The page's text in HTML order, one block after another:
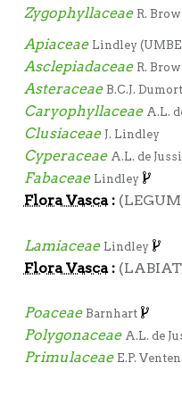
Zygophyllaceae R.
Apiaceae Lindley
Asclepiadaceae R.
Asteraceae B.C.J.
Caryophyllaceae A.L.
Clusiaceae J. Lindley
Cyperaceae A.L. de
Fabaceae Lindley
Flora Vasca:
Lamiaceae Lindley
Flora Vasca:
Poaceae Barnhart
Polygonaceae A.L. de
Primulaceae E.P.